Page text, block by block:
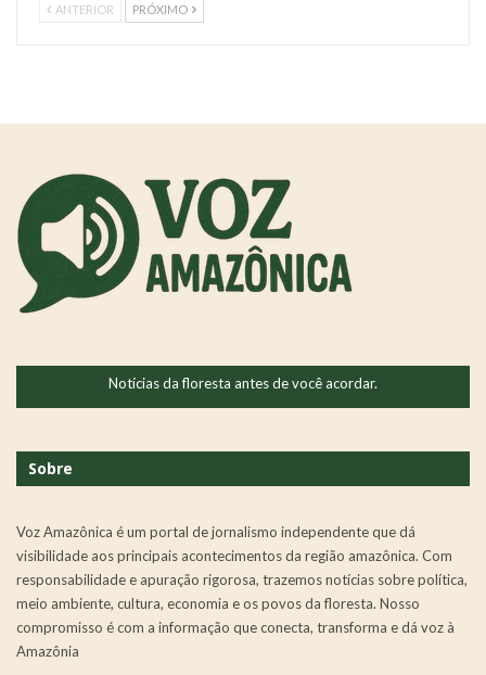
ANTERIOR PRÓXIMO
Notícias da floresta antes de você acordar.
Sobre
Voz Amazônica é um portal de jornalismo independente que dá
visibilidade aos principais acontecimentos da região amazônica. Com
responsabilidade e apuração rigorosa, trazemos notícias sobre política,
meio ambiente, cultura, economia e os povos da floresta. Nosso
compromisso é com a informação que conecta, transforma e dá voz à
Amazônia